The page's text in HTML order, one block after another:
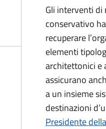
Gli interventi
conservativo
recuperare
elementi
architettonici e
assicurano
a un insieme
destinazioni
Presidente